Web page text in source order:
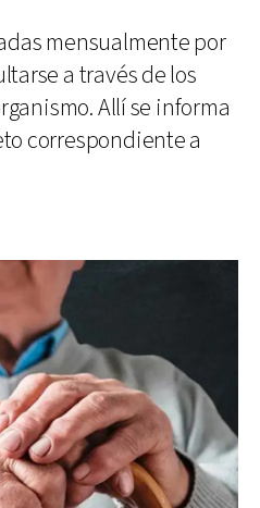
mensualmente por
a través de los
Allí se informa
correspondiente a